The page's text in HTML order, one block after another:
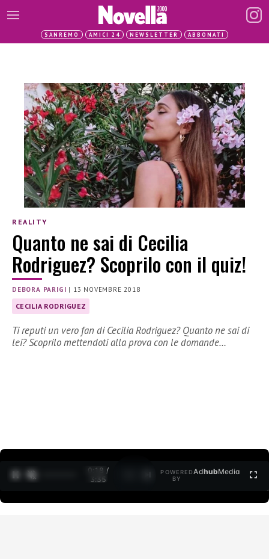
SANREMO AMICI 24 NEWSLETTER ABBONATI
REALITY
Quanto ne sai di Cecilia
Rodriguez? Scoprilo con il quiz!
DEBORA PARIGI | 13 NOVEMBRE 2018
CECILIA RODRIGUEZ
Ti reputi un vero fan di Cecilia Rodriguez? Quanto ne sai di
lei? Scoprilo mettendoti alla prova con le domande…
0:19 /
3:35
POWERED
BY
AdhubMedia